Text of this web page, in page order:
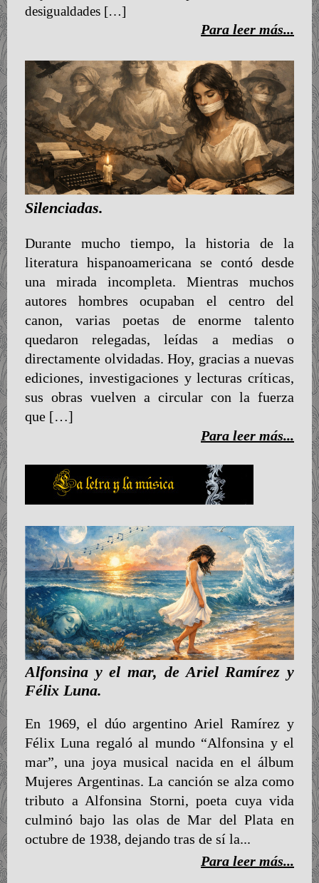
desigualdades […]
Para leer más...
Silenciadas.
Durante mucho tiempo, la historia de la
literatura hispanoamericana se contó desde
una mirada incompleta. Mientras muchos
autores hombres ocupaban el centro del
canon, varias poetas de enorme talento
quedaron relegadas, leídas a medias o
directamente olvidadas. Hoy, gracias a nuevas
ediciones, investigaciones y lecturas críticas,
sus obras vuelven a circular con la fuerza
que […]
Para leer más...
Alfonsina y el mar, de Ariel Ramírez y
Félix Luna.
En 1969, el dúo argentino Ariel Ramírez y
Félix Luna regaló al mundo “Alfonsina y el
mar”, una joya musical nacida en el álbum
Mujeres Argentinas. La canción se alza como
tributo a Alfonsina Storni, poeta cuya vida
culminó bajo las olas de Mar del Plata en
octubre de 1938, dejando tras de sí la...
Para leer más...